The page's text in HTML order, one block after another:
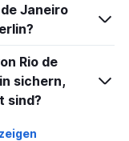
Janeiro
Rio de
sichern,
sind?